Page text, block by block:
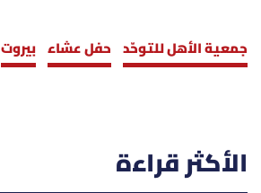
جمعية الأهل للتوحّد حفل عشاء بيروت
الأكثر قراءة